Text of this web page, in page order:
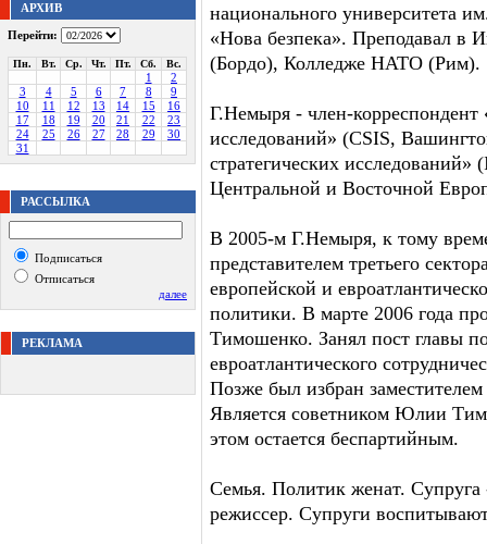
АРХИВ
Перейти:
Пн. Вт. Ср. Чт. Пт. Сб. Вс.
1
2
3
4 5 6 7 8
9
10
11 12 13 14 15
16
17
18 19 20 21 22
23
24
25 26 27 28 29
30
31
РАССЫЛКА
Подписаться
Отписаться
далее
РЕКЛАМА
национального университета
«Нова безпека». Преподавал в
(Бордо), Колледже НАТО (Рим).
Г.Немыря - член-корреспондент
исследований» (CSIS,
стратегических
Центральной и Восточной
В 2005-м Г.Немыря, к тому
представителем третьего
европейской и
политики. В марте 2006 года
Тимошенко. Занял пост главы
евроатлантического
Позже был избран
Является советником Юлии
этом остается беспартийным.
Семья. Политик женат.
режиссер. Супруги